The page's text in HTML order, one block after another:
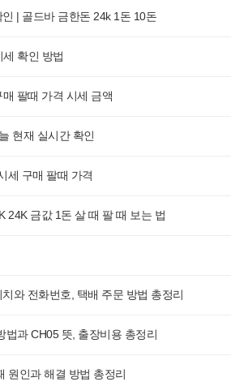
| 골드바 금한돈 24k 1돈 10돈
확인 방법
팔때 가격 시세 금액
현재 실시간 확인
세 구매 팔때 가격
24K 금값 1돈 살 때 팔 때 보는 법
와 전화번호, 택배 주문 방법 총정리
법과 CH05 뜻, 출장비용 총정리
원인과 해결 방법 총정리